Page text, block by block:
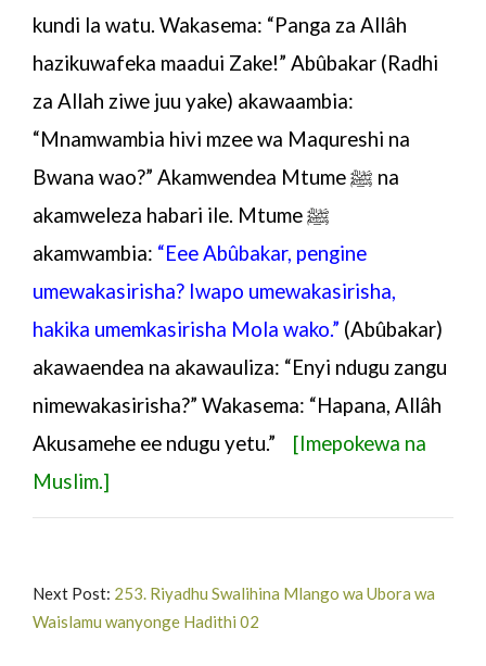
kundi la watu. Wakasema: “Panga za Allâh
hazikuwafeka maadui Zake!” Abûbakar (Radhi
za Allah ziwe juu yake) akawaambia:
“Mnamwambia hivi mzee wa Maqureshi na
Bwana wao?” Akamwendea Mtume ﷺ na
akamweleza habari ile. Mtume ﷺ
akamwambia: “Eee Abûbakar, pengine
umewakasirisha? Iwapo umewakasirisha,
hakika umemkasirisha Mola wako.” (Abûbakar)
akawaendea na akawauliza: “Enyi ndugu zangu
nimewakasirisha?” Wakasema: “Hapana, Allâh
Akusamehe ee ndugu yetu.” [Imepokewa na
Muslim.]
Next Post: 253. Riyadhu Swalihina Mlango wa Ubora wa
Waislamu wanyonge Hadithi 02